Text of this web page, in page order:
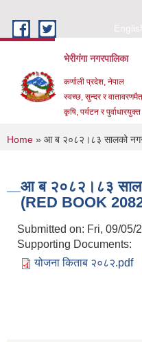
भेरीगंगा नगरपालिका
कर्णाली प्रदेश, नेपाल
स्वच्छ, सुन्दर र
कृषि, पर्यटन र
You are here
Home » आ ब २०८२।८३ सालको
आ ब २०८२।८३
(RED BOOK
Submitted on: Fri, 09/05/
Supporting Documents:
योजना किताब २०८२.pdf